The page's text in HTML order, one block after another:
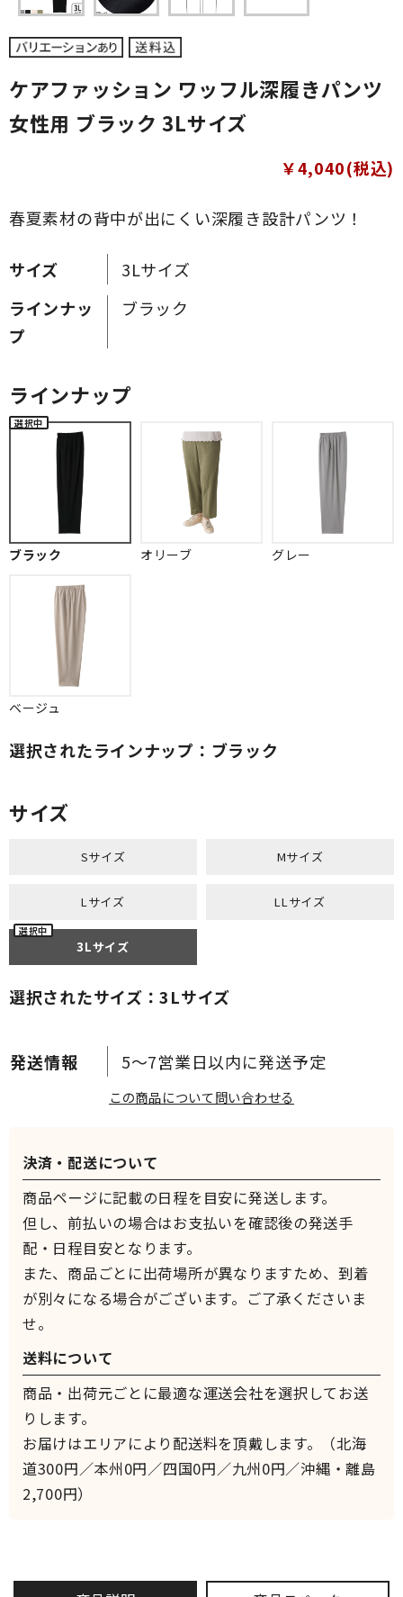
ケアファッション ワッフル深履きパンツ
女性用 ブラック 3Lサイズ
春夏素材の背中が出にくい深履き設計パンツ！
￥4,040(税込)
サイズ
3Lサイズ
ラインナッ
プ
ブラック
5～7営業日以内に発送予定
ラインナップ
ブラック オリーブ グレー
ベージュ
選択されたラインナップ：ブラック
サイズ
Sサイズ Mサイズ
Lサイズ LLサイズ
3Lサイズ
選択されたサイズ：3Lサイズ
この商品について問い合わせる
決済・配送について
商品ページに記載の日程を目安に発送します。
但し、前払いの場合はお支払いを確認後の発送手
配・日程目安となります。
また、商品ごとに出荷場所が異なりますため、到着
が別々になる場合がございます。ご了承くださいま
せ。
送料について
商品・出荷元ごとに最適な運送会社を選択してお送
りします。
お届けはエリアにより配送料を頂戴します。（北海
道300円／本州0円／四国0円／九州0円／沖縄・離島
2,700円）